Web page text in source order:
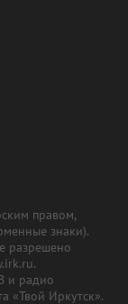
правом,
знаки).
разрешено
и радио
«Твой Иркутск».